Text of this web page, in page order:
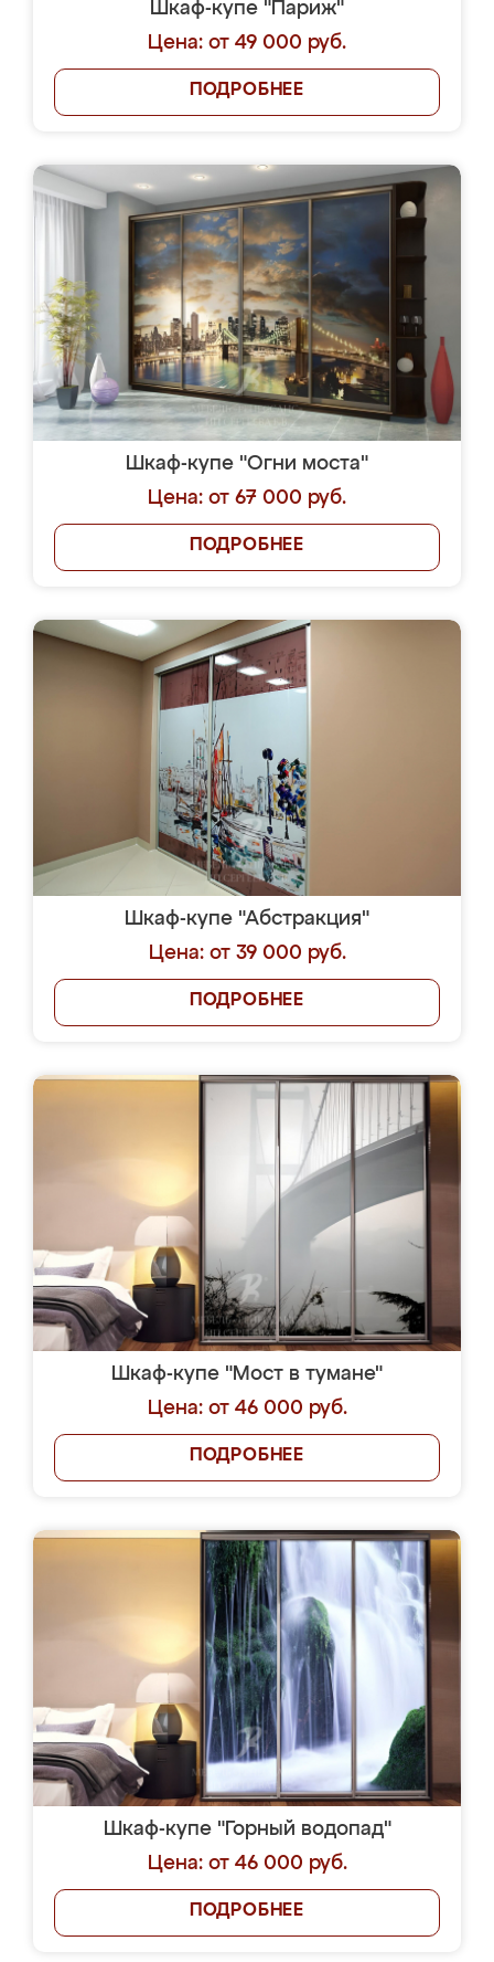
Шкаф-купе "Париж"
Цена: от 49 000 руб.
ПОДРОБНЕЕ
Шкаф-купе "Огни моста"
Цена: от 67 000 руб.
ПОДРОБНЕЕ
Шкаф-купе "Абстракция"
Цена: от 39 000 руб.
ПОДРОБНЕЕ
Шкаф-купе "Мост в тумане"
Цена: от 46 000 руб.
ПОДРОБНЕЕ
Шкаф-купе "Горный водопад"
Цена: от 46 000 руб.
ПОДРОБНЕЕ